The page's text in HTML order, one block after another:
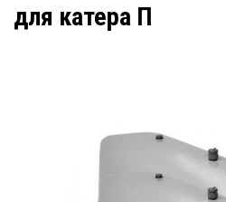
для катера П